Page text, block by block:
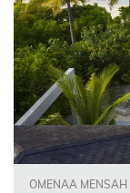
OMENAA